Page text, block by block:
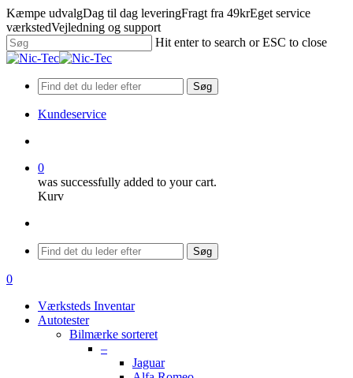
Skip
to
main
content
Kæmpe udvalgDag til dag leveringFragt fra 49krEget service
værkstedVejledning og support
Hit enter to search or ESC to close
Close
Søg
Kundeservice
0
was successfully added to your cart.
Kurv
Menu
Søg
search
0
Værksteds Inventar
Autotester
Bilmærke sorteret
–
Jaguar